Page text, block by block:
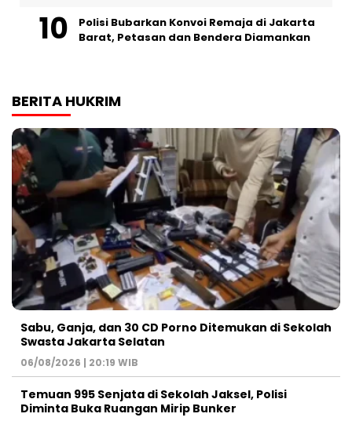
Polisi Bubarkan Konvoi Remaja di Jakarta
Barat, Petasan dan Bendera Diamankan
BERITA HUKRIM
Sabu, Ganja, dan 30 CD Porno Ditemukan di Sekolah
Swasta Jakarta Selatan
06/08/2026 | 20:19 WIB
Temuan 995 Senjata di Sekolah Jaksel, Polisi
Diminta Buka Ruangan Mirip Bunker